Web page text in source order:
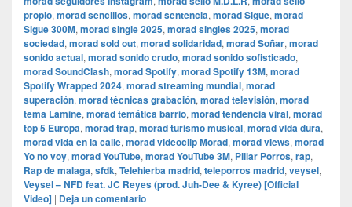
propio, morad sencillos, morad sentencia, morad Sigue, morad
Sigue 300M, morad single 2025, morad singles 2025, morad
sociedad, morad sold out, morad solidaridad, morad Soñar, morad
sonido actual, morad sonido crudo, morad sonido sofisticado,
morad SoundClash, morad Spotify, morad Spotify 13M, morad
Spotify Wrapped 2024, morad streaming mundial, morad
superación, morad técnicas grabación, morad televisión, morad
tema Lamine, morad temática barrio, morad tendencia viral, morad
top 5 Europa, morad trap, morad turismo musical, morad vida dura,
morad vida en la calle, morad videocli‏p Morad, morad views, morad
Yo no voy, morad YouTube, morad YouTube 3M, Pillar Porros, rap,
Rap de malaga, sfdk, Telehierba madrid, teleporros madrid, veysel,
Veysel – NFD feat. JC Reyes (prod. Juh-Dee & Kyree) [Official
Video] | Deja un comentario